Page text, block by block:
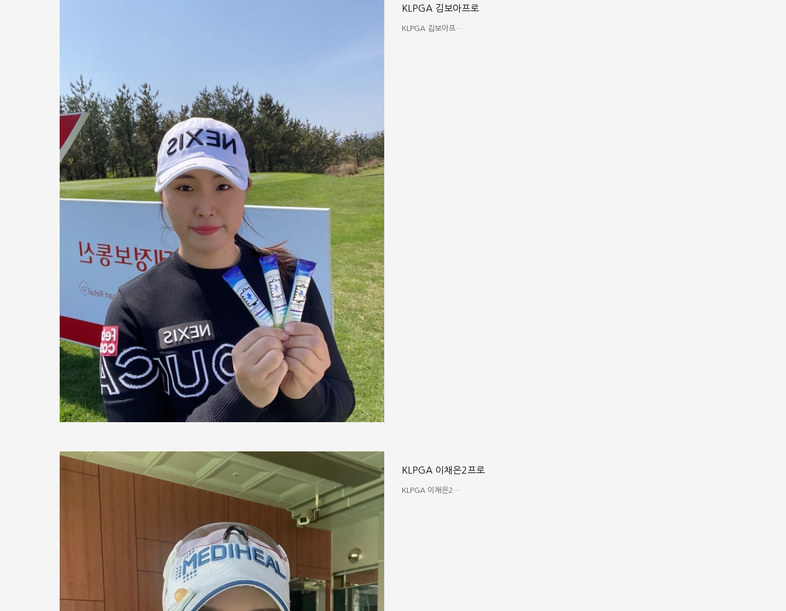
KLPGA 김보아프로
KLPGA 김보아프…
KLPGA 이채은2프로
KLPGA 이채은2…